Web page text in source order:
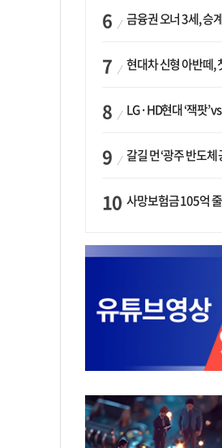
금융권 오너 3세, 승계 시계 빨라지나…한국투자 ‘속도’·
현대차 신형 아반떼, 첫날 1만1094대
LG·HD현대 ‘잭팟’ vs 현대차 ‘쪽박’…글로벌 사모
갈길 먼 ‘광주 반도체 공장’…삼성·SK, ‘주
사망보험금 105억 줄었다, 종신보험·유동화 동시에 ‘주